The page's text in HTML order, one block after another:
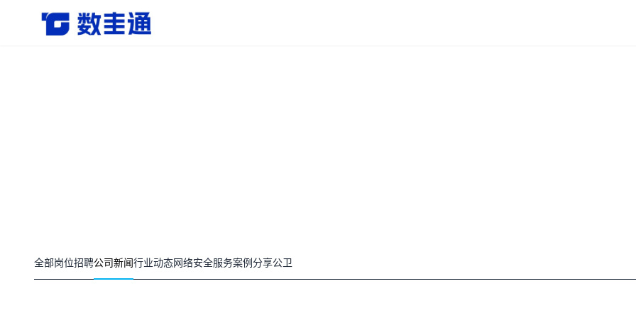
杭州数圭通科技有限公司-让数据安全流动，让数据释放价值
全部岗位招聘公司新闻行业动态网络安全服务案例分享公卫